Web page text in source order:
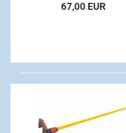
67,00 EUR